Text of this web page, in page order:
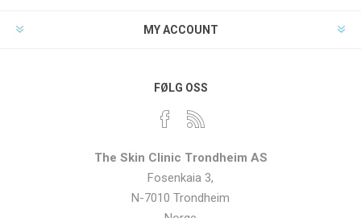
MY ACCOUNT
FØLG OSS
The Skin Clinic Trondheim AS
Fosenkaia 3,
N-7010 Trondheim